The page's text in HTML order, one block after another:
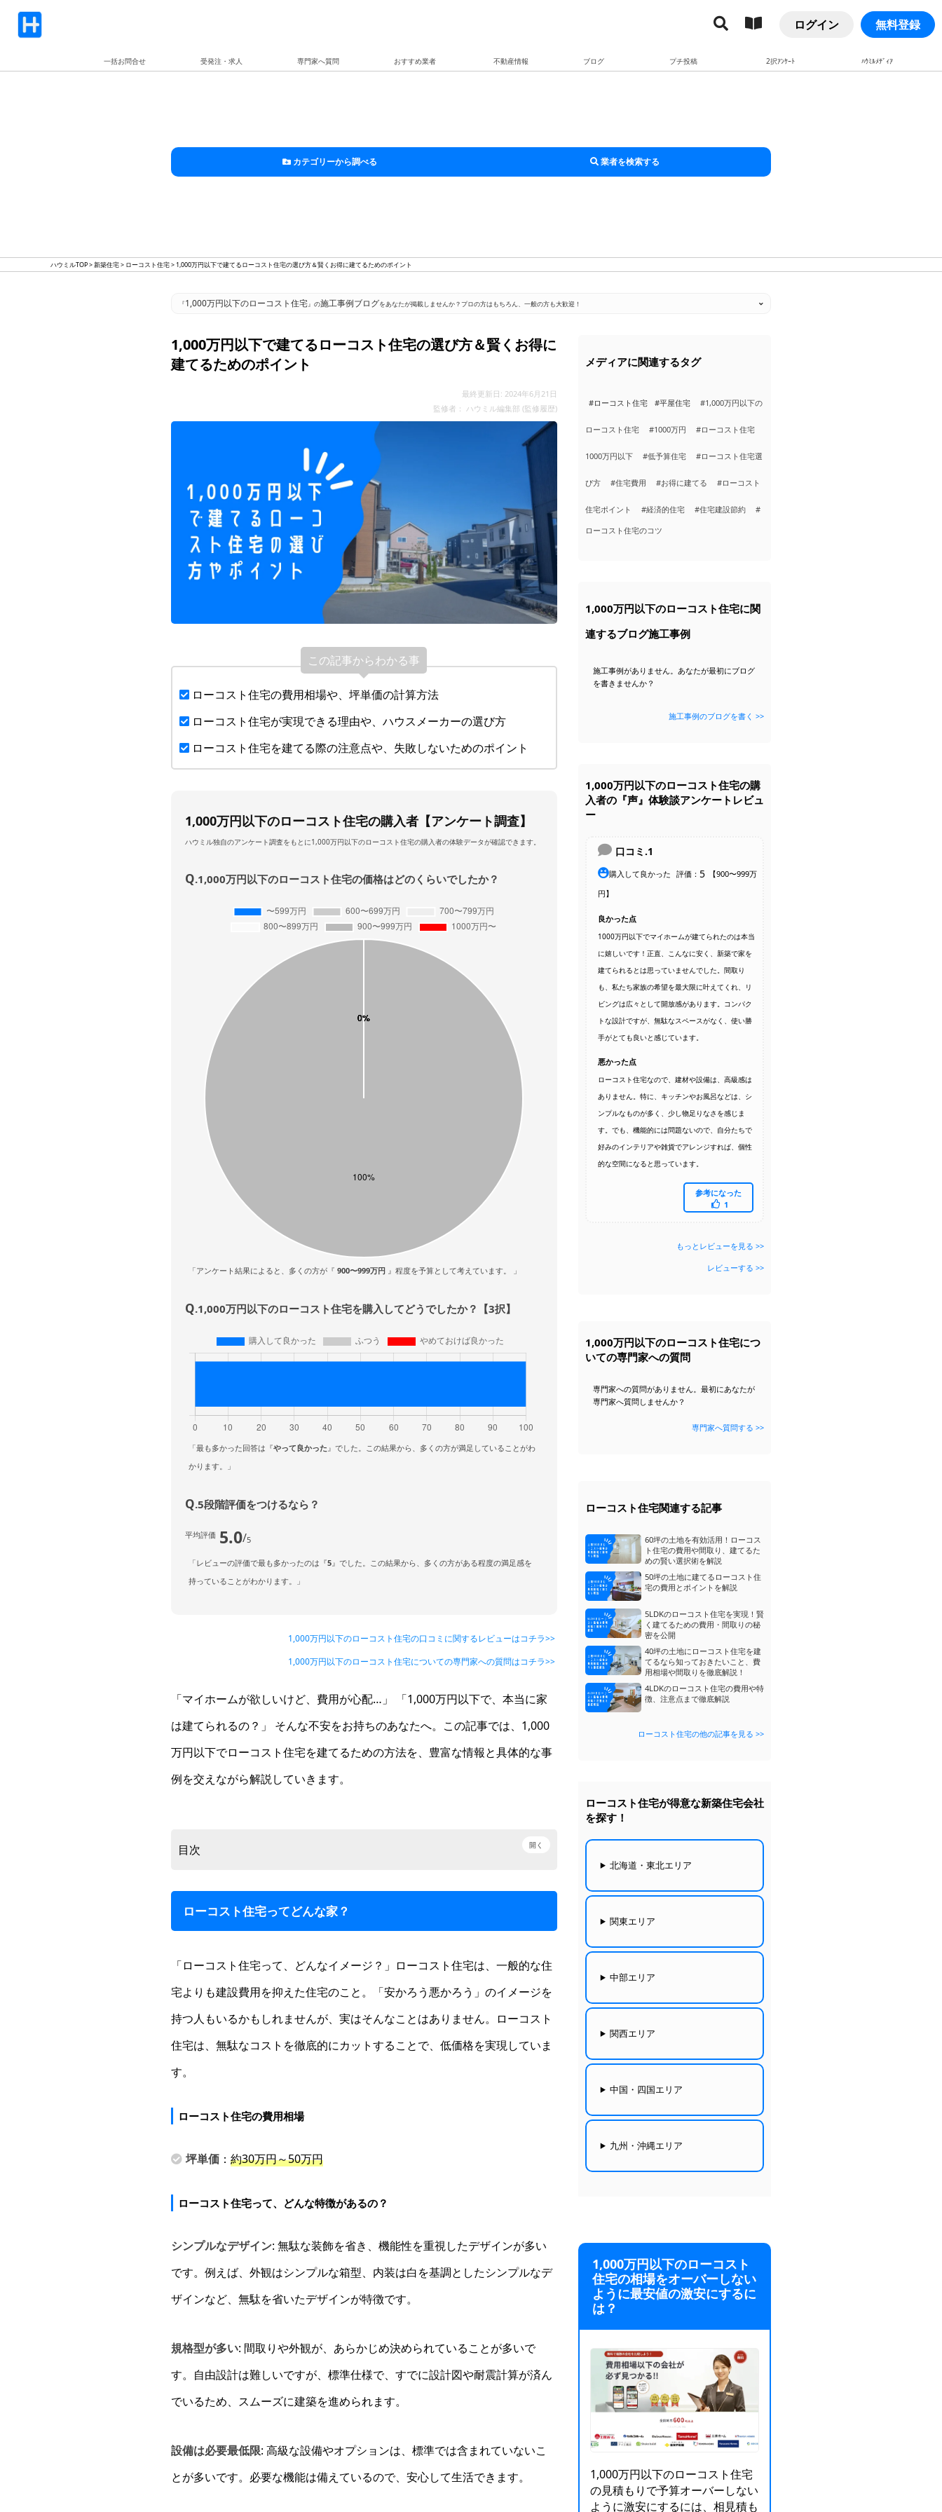
ログイン 無料登録
一括お問合せ 受発注・求人 専門家へ質問 おすすめ業者 不動産情報 ブログ プチ投稿 2択ｱﾝｹｰﾄ ﾊｳﾐﾙﾒﾃﾞｨｱ
カテゴリーから調べる 業者を検索する
ハウミルTOP>新築住宅> ローコスト住宅> 1,000万円以下で建てるローコスト住宅の選び方＆賢くお得に建てるためのポイント
『1,000万円以下のローコスト住宅』の施工事例ブログをあなたが掲載しませんか？プロの方はもちろん、一般の方も大歓迎！
1,000万円以下で建てるローコスト住宅の選び方＆賢くお得に
建てるためのポイント
最終更新日: 2024年6月21日
監修者： ハウミル編集部 (監修履歴)
この記事からわかる事
ローコスト住宅の費用相場や、坪単価の計算方法
ローコスト住宅が実現できる理由や、ハウスメーカーの選び方
ローコスト住宅を建てる際の注意点や、失敗しないためのポイント
1,000万円以下のローコスト住宅の購入者【アンケート調査】
ハウミル独自のアンケート調査をもとに1,000万円以下のローコスト住宅の購入者の体験データが確認できます。
Q.1,000万円以下のローコスト住宅の価格はどのくらいでしたか？
「アンケート結果によると、多くの方が『 900〜999万円 』程度を予算として考えています。 」
Q.1,000万円以下のローコスト住宅を購入してどうでしたか？【3択】
「最も多かった回答は『やって良かった』でした。この結果から、多くの方が満足していることがわ
かります。」
Q.5段階評価をつけるなら？
平均評価 5.0/5
「レビューの評価で最も多かったのは『5』でした。この結果から、多くの方がある程度の満足感を
持っていることがわかります。」
1,000万円以下のローコスト住宅の口コミに関するレビューはコチラ>>
1,000万円以下のローコスト住宅についての専門家への質問はコチラ>>
「マイホームが欲しいけど、費用が心配…」 「1,000万円以下で、本当に家
は建てられるの？」 そんな不安をお持ちのあなたへ。この記事では、1,000
万円以下でローコスト住宅を建てるための方法を、豊富な情報と具体的な事
例を交えながら解説していきます。
目次 開く
ローコスト住宅ってどんな家？
「ローコスト住宅って、どんなイメージ？」ローコスト住宅は、一般的な住
宅よりも建設費用を抑えた住宅のこと。「安かろう悪かろう」のイメージを
持つ人もいるかもしれませんが、実はそんなことはありません。ローコスト
住宅は、無駄なコストを徹底的にカットすることで、低価格を実現していま
す。
ローコスト住宅の費用相場
坪単価 ：約30万円～50万円
ローコスト住宅って、どんな特徴があるの？
シンプルなデザイン: 無駄な装飾を省き、機能性を重視したデザインが多い
です。例えば、外観はシンプルな箱型、内装は白を基調としたシンプルなデ
ザインなど、無駄を省いたデザインが特徴です。
規格型が多い: 間取りや外観が、あらかじめ決められていることが多いで
す。自由設計は難しいですが、標準仕様で、すでに設計図や耐震計算が済ん
でいるため、スムーズに建築を進められます。
設備は必要最低限: 高級な設備やオプションは、標準では含まれていないこ
とが多いです。必要な機能は備えているので、安心して生活できます。
メディアに関連するタグ
#ローコスト住宅 #平屋住宅 #1,000万円以下の
ローコスト住宅 #1000万円 #ローコスト住宅
1000万円以下 #低予算住宅 #ローコスト住宅選
び方 #住宅費用 #お得に建てる #ローコスト
住宅ポイント #経済的住宅 #住宅建設節約
#
ローコスト住宅のコツ
1,000万円以下のローコスト住宅に関
連するブログ施工事例
施工事例がありません。あなたが最初にブログ
を書きませんか？
施工事例のブログを書く >>
1,000万円以下のローコスト住宅の購
入者の『声』体験談アンケートレビュ
ー
口コミ.1
購入して良かった 評価： 5
【900〜999万
円】
良かった点
1000万円以下でマイホームが建てられたのは本当
に嬉しいです！正直、こんなに安く、新築で家を
建てられるとは思っていませんでした。間取り
も、私たち家族の希望を最大限に叶えてくれ、リ
ビングは広々として開放感があります。コンパク
トな設計ですが、無駄なスペースがなく、使い勝
手がとても良いと感じています。
悪かった点
ローコスト住宅なので、建材や設備は、高級感は
ありません。特に、キッチンやお風呂などは、シ
ンプルなものが多く、少し物足りなさを感じま
す。でも、機能的には問題ないので、自分たちで
好みのインテリアや雑貨でアレンジすれば、個性
的な空間になると思っています。
参考になった
1
もっとレビューを見る >>
レビューする >>
1,000万円以下のローコスト住宅につ
いての専門家への質問
専門家への質問がありません。最初にあなたが
専門家へ質問しませんか？
専門家へ質問する >>
ローコスト住宅関連する記事
60坪の土地を有効活用！ローコス
ト住宅の費用や間取り、建てるた
めの賢い選択術を解説
50坪の土地に建てるローコスト住
宅の費用とポイントを解説
5LDKのローコスト住宅を実現！賢
く建てるための費用・間取りの秘
密を公開
40坪の土地にローコスト住宅を建
てるなら知っておきたいこと、費
用相場や間取りを徹底解説！
4LDKのローコスト住宅の費用や特
徴、注意点まで徹底解説
ローコスト住宅の他の記事を見る >>
ローコスト住宅が得意な新築住宅会社
を探す！
北海道・東北エリア
関東エリア
中部エリア
関西エリア
中国・四国エリア
九州・沖縄エリア
1,000万円以下のローコスト
住宅の相場をオーバーしない
ように最安値の激安にするに
は？
1,000万円以下のローコスト住宅
の見積もりで予算オーバーしない
ように激安にするには、相見積も